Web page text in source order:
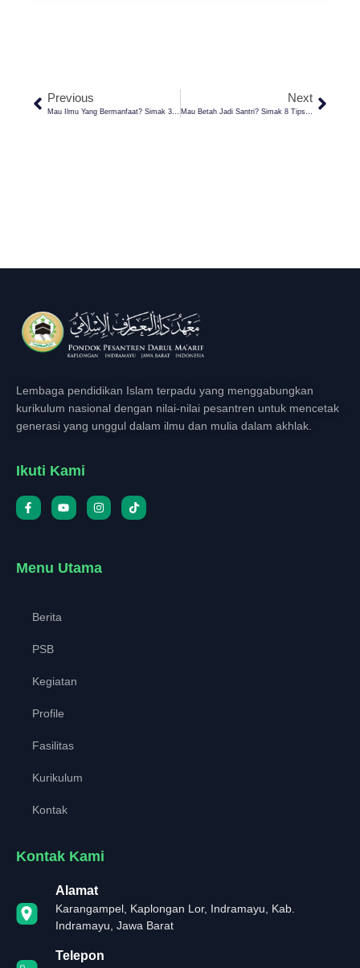
Previous
Mau Ilmu Yang Bermanfaat? Simak 3 Nasihat Imam Ghozaly Untuk Para Santri
Next
Mau Betah Jadi Santri? Simak 8 Tips Betah Di Pesantren Bagi Santri Baru
Lembaga pendidikan Islam terpadu yang menggabungkan
kurikulum nasional dengan nilai-nilai pesantren untuk mencetak
generasi yang unggul dalam ilmu dan mulia dalam akhlak.
Ikuti Kami
Menu Utama
Berita
PSB
Kegiatan
Profile
Fasilitas
Kurikulum
Kontak
Kontak Kami
Alamat
Karangampel, Kaplongan Lor, Indramayu, Kab.
Indramayu, Jawa Barat
Telepon